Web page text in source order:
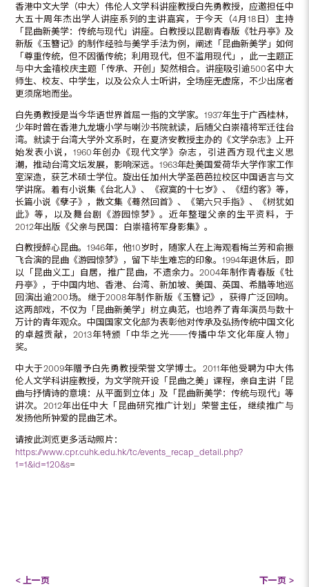
香港中文大学（中大）伟伦人文学科讲座教授白先勇教授，应邀担任中
大五十周年杰出学人讲座系列的主讲嘉宾，于今天（4月18日）主持
「昆曲新美学：传统与现代」讲座。白教授以昆剧青春版《牡丹亭》及
新版《玉簪记》的制作经验与美学手法为例，阐述「昆曲新美学」如何
「尊重传统，但不因循传统；利用现代，但不滥用现代」，此一主题正
与中大金禧校庆主题「传承、开创」契然相合。讲座吸引逾500名中大
师生、校友、中学生，以及公众人士听讲，全场座无虚席，不少出席者
更须席地而坐。
白先勇教授是当今华语世界首屈一指的文学家。1937年生于广西桂林，
少年时曾在香港九龙塘小学与喇沙书院就读，后随父白崇禧将军迁往台
湾。就读于台湾大学外文系时，在夏济安教授主办的《文学杂志》上开
始发表小说，1960年创办《现代文学》杂志，引进西方现代主义思
潮，推动台湾文坛发展，影响深远。1963年赴美国爱荷华大学作家工作
室深造，获艺术硕士学位。旋出任加州大学圣芭芭拉校区中国语言与文
学讲席。着有小说集《台北人》、《寂寞的十七岁》、《纽约客》等，
长篇小说《孽子》，散文集《蓦然回首》、《第六只手指》、《树犹如
此》等，以及舞台剧《游园惊梦》。近年整理父亲的生平资料，于
2012年出版《父亲与民国：白崇禧将军身影集》。
白教授醉心昆曲。1946年，他10岁时，随家人在上海观看梅兰芳和俞振
飞合演的昆曲《游园惊梦》，留下毕生难忘的印象。1994年退休后，即
以「昆曲义工」自居，推广昆曲，不遗余力。2004年制作青春版《牡
丹亭》，于中国内地、香港、台湾、新加坡、美国、英国、希腊等地巡
回演出逾200场。继于2008年制作新版《玉簪记》，获得广泛回响。
这两部戏，不仅为「昆曲新美学」树立典范，也培养了青年演员与数十
万计的青年观众。中国国家文化部为表彰他对传承及弘扬传统中国文化
的卓越贡献，2013年特颁「中华之光──传播中华文化年度人物」
奖。
中大于2009年赠予白先勇教授荣誉文学博士。2011年他受聘为中大伟
伦人文学科讲座教授，为文学院开设「昆曲之美」课程，亲自主讲「昆
曲与抒情诗的意境：从平面到立体」及「昆曲新美学：传统与现代」等
讲次。2012年出任中大「昆曲研究推广计划」荣誉主任，继续推广与
发扬他所钟爱的昆曲艺术。
请按此浏览更多活动照片：
https://www.cpr.cuhk.edu.hk/tc/events_recap_detail.php?
1=1&id=120&s=
< 上一页 下一页 >